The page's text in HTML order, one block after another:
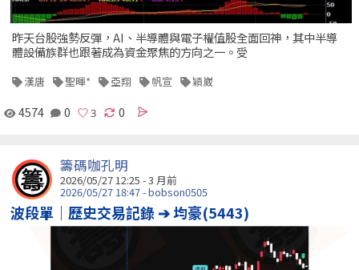
昨天台股強勢反彈，AI、半導體與電子權值股全面回神，其中半導
體設備族群也跟著成為資金聚焦的方向之一。受
漢唐 聖暉* 亞翔 帆宣 穎崴
4574 0 0
籌碼咖孔明
2026/05/27 12:25 - 3 月前
2026/05/27 18:47 - bobson0505
波段單｜歷史交易記錄 ➔ 均豪(5443)